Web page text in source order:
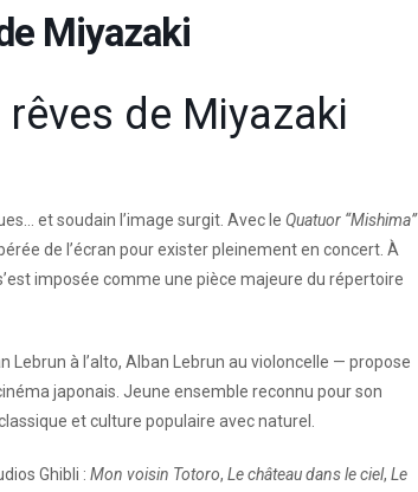
Miyazaki
de Miyazaki
et soudain l’image surgit. Avec le Quatuor “Mishima”
de l’écran pour exister pleinement en concert. À
imposée comme une pièce majeure du répertoire
Lebrun à l’alto, Alban Lebrun au violoncelle — propose
japonais. Jeune ensemble reconnu pour son
et culture populaire avec naturel.
Ghibli : Mon voisin Totoro, Le château dans le ciel, Le